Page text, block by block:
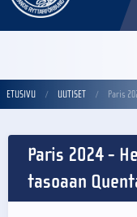
ETUSIVU UUTISET Paris
Paris 2024 -
tasoaan